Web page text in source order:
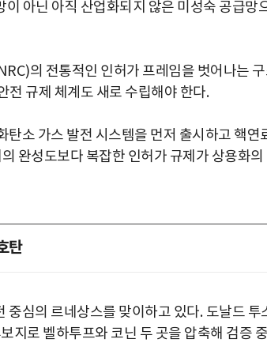
아닌 아직 산업화되지 않은 미성숙 공급망
의 전통적인 인허가 프레임을 벗어나는
전 규제 체계도 새로 수립해야 한다.
탄소 가스 발전 시스템을 먼저 출시하고 핵연
완성도보다 복잡한 인허가 규제가 상용화의
탄
중심의 르네상스를 맞이하고 있다. 도날드 투
지로 벨하투프와 코닌 두 곳을 압축해 검증 중